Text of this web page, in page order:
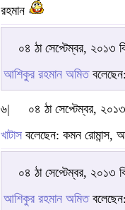
রহমান
০৪ ঠা সেপ্টেম্বর, ২০১৩
আশিকুর রহমান অমিত
৬|
০৪ ঠা সেপ্টেম্বর,
খাটাস বলেছেন: কমন রোমান্স,
০৪ ঠা সেপ্টেম্বর, ২০১৩
আশিকুর রহমান অমিত